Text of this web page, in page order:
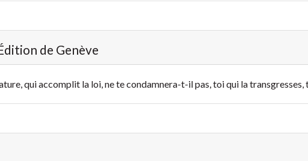
de Genève
qui accomplit la loi, ne te condamnera-t-il pas, toi qui la